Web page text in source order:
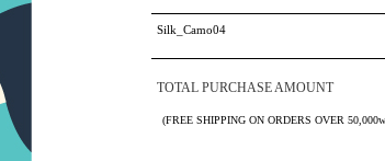
Silk_Camo04
TOTAL PURCHASE AMOUNT
(FREE SHIPPING ON ORDERS OVER